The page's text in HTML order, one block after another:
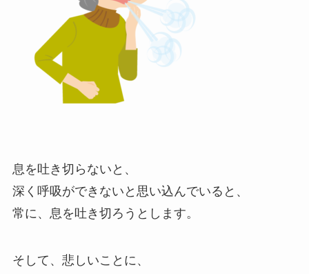
息を吐き切らないと、
深く呼吸ができないと思い込んでいると、
常に、息を吐き切ろうとします。
そして、悲しいことに、